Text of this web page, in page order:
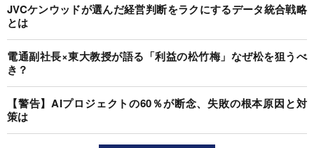
JVCケンウッドが選んだ経営判断をラクにするデータ統合戦略
とは
電通副社長×東大教授が語る「利益の松竹梅」なぜ松を狙うべ
き？
【警告】AIプロジェクトの60％が断念、失敗の根本原因と対
策は